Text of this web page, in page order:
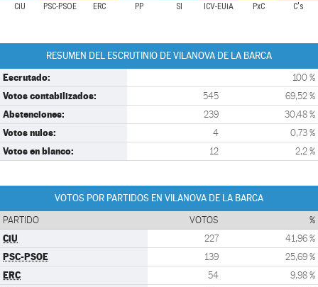
CiU PSC-PSOE ERC PP SI ICV-EUiA PxC C's
RESUMEN DEL ESCRUTINIO DE VILANOVA DE LA BARCA
Escrutado: 100 %
Votos contabilizados: 545 69,52 %
Abstenciones: 239 30,48 %
Votos nulos: 4 0,73 %
Votos en blanco: 12 2,2 %
VOTOS POR PARTIDOS EN VILANOVA DE LA BARCA
PARTIDO VOTOS %
CiU 227 41,96 %
PSC-PSOE 139 25,69 %
ERC 54 9,98 %